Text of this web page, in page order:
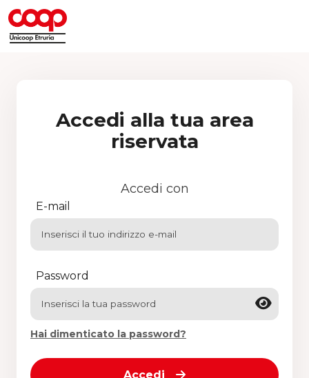
Accedi alla tua area
riservata
Accedi con
E-mail
Password
Hai dimenticato la password?
Accedi